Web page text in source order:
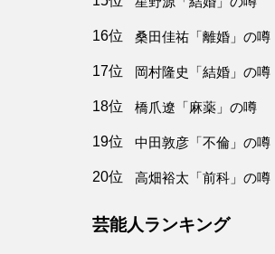
16位 桑田佳祐「離婚」の噂
17位 岡村隆史「結婚」の噂
18位 橋爪遼「麻薬」の噂
19位 中田敦彦「不倫」の噂
20位 高畑裕太「前科」の噂
芸能人ランキング